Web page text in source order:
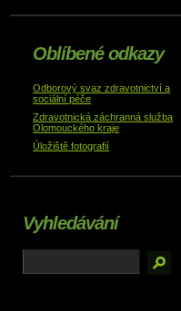
Oblíbené odkazy
Odborový svaz zdravotnictví a
sociální péče
Zdravotnická záchranná služba
Olomouckého kraje
Úložiště fotografií
Vyhledávání